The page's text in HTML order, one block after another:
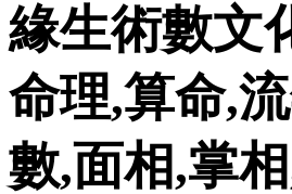
緣生術數文
命理,算命,
數,面相,掌